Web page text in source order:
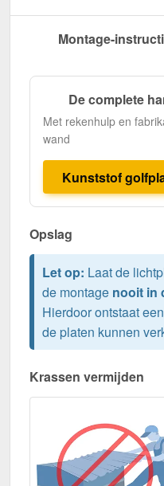
Montage-
De complete
Met rekenhulp en
wand
Kunststof
Opslag
Let op: Laat de
de montage nooit in
Hierdoor ontstaat
de platen kunnen
Krassen vermijden